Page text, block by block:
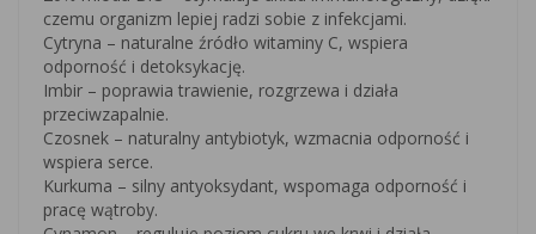
czemu organizm lepiej radzi sobie z infekcjami.
Cytryna – naturalne źródło witaminy C, wspiera
odporność i detoksykację.
Imbir – poprawia trawienie, rozgrzewa i działa
przeciwzapalnie.
Czosnek – naturalny antybiotyk, wzmacnia odporność i
wspiera serce.
Kurkuma – silny antyoksydant, wspomaga odporność i
pracę wątroby.